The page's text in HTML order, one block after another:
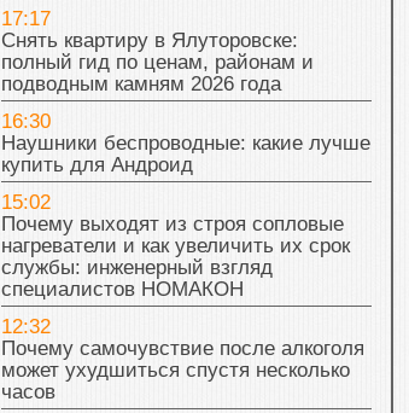
17:17
Снять квартиру в Ялуторовске:
полный гид по ценам, районам и
подводным камням 2026 года
16:30
Наушники беспроводные: какие лучше
купить для Андроид
15:02
Почему выходят из строя сопловые
нагреватели и как увеличить их срок
службы: инженерный взгляд
специалистов НОМАКОН
12:32
Почему самочувствие после алкоголя
может ухудшиться спустя несколько
часов